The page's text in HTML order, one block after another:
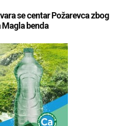
se centar Požarevca zbog
benda